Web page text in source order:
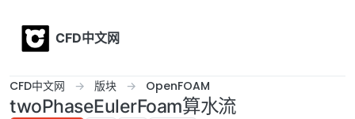
CFD中文网
CFD中文网 版块 OpenFOAM
twoPhaseEulerFoam算水流